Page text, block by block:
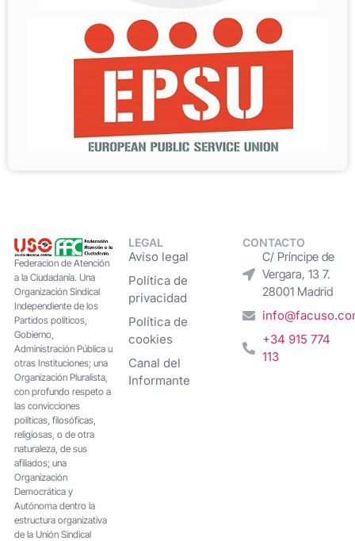
Federacion de Atención
a la Ciudadanía. Una
Organización Sindical
Independiente de los
Partidos políticos,
Gobierno,
Administración Pública u
otras Instituciones; una
Organización Pluralista,
con profundo respeto a
las convicciones
políticas, filosóficas,
religiosas, o de otra
naturaleza, de sus
afiliados; una
Organización
Democrática y
Autónoma dentro la
estructura organizativa
de la Unión Sindical
LEGAL
Aviso legal
Política de
privacidad
Política de
cookies
Canal del
Informante
CONTACTO
C/ Príncipe de
Vergara, 13 7.
28001 Madrid
+34 915 774
113